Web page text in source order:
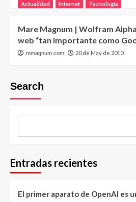
Actualidad
Internet Tecnología
Mare Magnum | Wolfram
web “tan importante como
mmagnum.com 20 de May de 2010
Search
Entradas recientes
El primer aparato de OpenAI es